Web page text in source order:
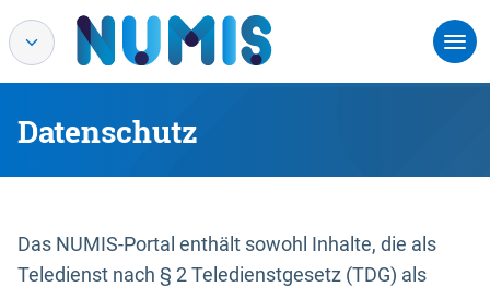
Datenschutz
Das NUMIS-Portal enthält sowohl Inhalte, die als
Teledienst nach § 2 Teledienstgesetz (TDG) als